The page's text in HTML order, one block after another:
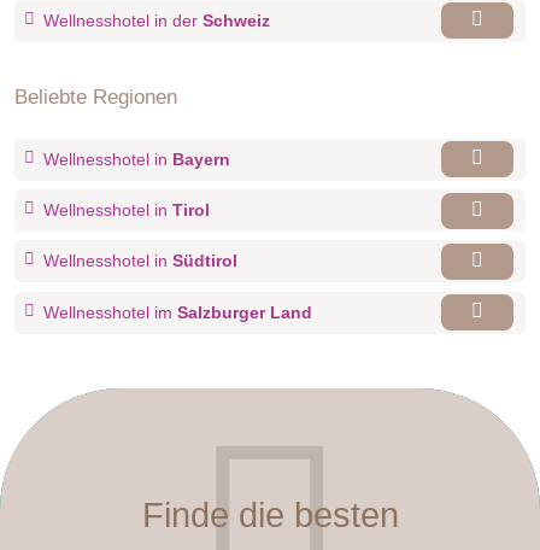
Wellnesshotel in der Schweiz
Beliebte Regionen
Wellnesshotel in Bayern
Wellnesshotel in Tirol
Wellnesshotel in Südtirol
Wellnesshotel im Salzburger Land
Finde die besten